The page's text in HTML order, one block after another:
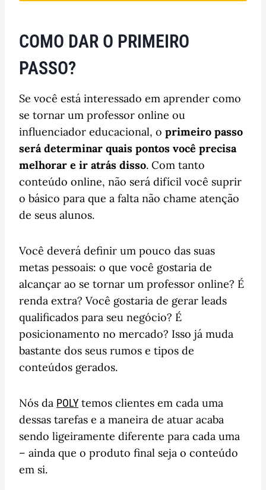
COMO DAR O PRIMEIRO
PASSO?
Se você está interessado em aprender como
se tornar um professor online ou
influenciador educacional, o primeiro passo
será determinar quais pontos você precisa
melhorar e ir atrás disso. Com tanto
conteúdo online, não será difícil você suprir
o básico para que a falta não chame atenção
de seus alunos.
Você deverá definir um pouco das suas
metas pessoais: o que você gostaria de
alcançar ao se tornar um professor online? É
renda extra? Você gostaria de gerar leads
qualificados para seu negócio? É
posicionamento no mercado? Isso já muda
bastante dos seus rumos e tipos de
conteúdos gerados.
Nós da POLY temos clientes em cada uma
dessas tarefas e a maneira de atuar acaba
sendo ligeiramente diferente para cada uma
– ainda que o produto final seja o conteúdo
em si.